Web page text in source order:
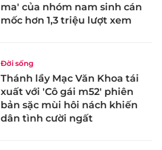
ma' của nhóm nam sinh cán
mốc hơn 1,3 triệu lượt xem
Đời sống
Thánh lầy Mạc Văn Khoa tái
xuất với 'Cô gái m52' phiên
bản sặc mùi hôi nách khiến
dân tình cười ngất